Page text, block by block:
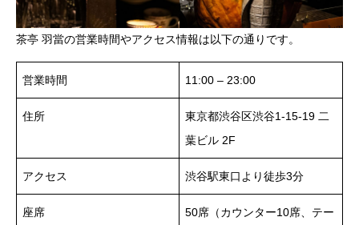
茶亭 羽當の営業時間やアクセス情報は以下の通りです。
営業時間 11:00 – 23:00
住所
東京都渋谷区渋谷1-15-19 二
葉ビル 2F
アクセス 渋谷駅東口より徒歩3分
座席
50席（カウンター10席、テー